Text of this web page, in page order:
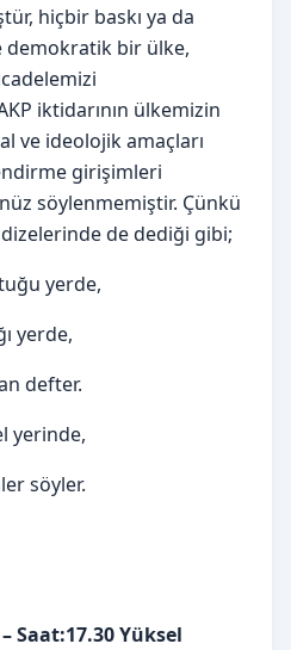
hiçbir baskı ya da
demokratik bir ülke,
iktidarının ülkemizin
ve ideolojik amaçları
girişimleri
söylenmemiştir. Çünkü
de dediği gibi;
yerde,
yerde,
defter.
yerinde,
söyler.
Saat:17.30 Yüksel